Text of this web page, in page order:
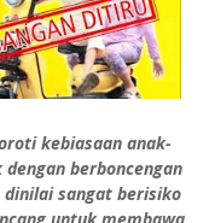
kebiasaan anak-
berboncengan
sangat berisiko